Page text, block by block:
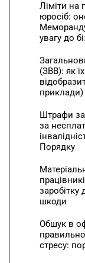
Ліміти на
юросіб:
увагу до
(ЗВВ): як
приклади)
Штрафи за
за
Порядку
заробітку
шкоди
Обшук в
стресу: